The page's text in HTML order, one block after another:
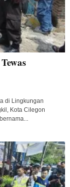
di Lingkungan
Kota Cilegon